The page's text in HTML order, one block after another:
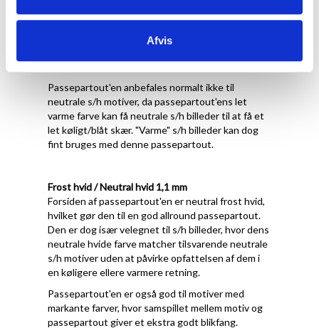
Afvis
porcelænshvid med struktur, hvilket gør den
velegnet til motiver, der har varme farver og/eller
hvid.
Passepartout'en anbefales normalt ikke til
neutrale s/h motiver, da passepartout'ens let
varme farve kan få neutrale s/h billeder til at få et
let køligt/blåt skær. "Varme" s/h billeder kan dog
fint bruges med denne passepartout.
Frost hvid / Neutral hvid 1,1 mm
Forsiden af passepartout'en er neutral frost hvid,
hvilket gør den til en god allround passepartout.
Den er dog især velegnet til s/h billeder, hvor dens
neutrale hvide farve matcher tilsvarende neutrale
s/h motiver uden at påvirke opfattelsen af dem i
en køligere ellere varmere retning.
Passepartout'en er også god til motiver med
markante farver, hvor samspillet mellem motiv og
passepartout giver et ekstra godt blikfang.